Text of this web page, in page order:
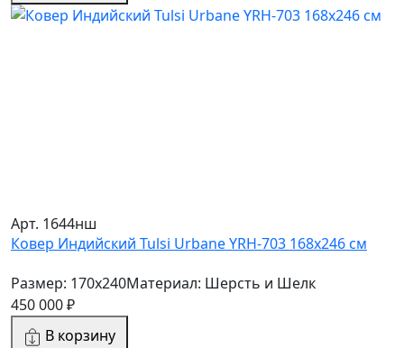
Арт. 1644нш
Ковер Индийский Tulsi Urbane YRH-703 168x246 см
Размер: 170x240Материал: Шерсть и Шелк
450 000 ₽
В корзину